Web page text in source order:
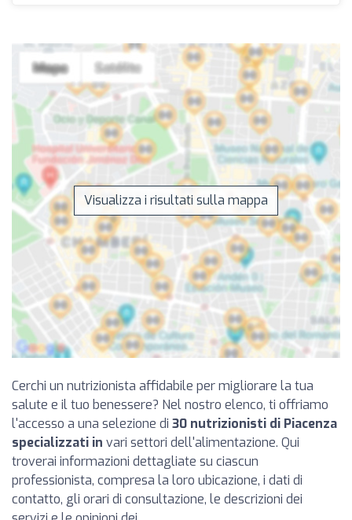
Visualizza i risultati sulla mappa
Cerchi un nutrizionista affidabile per migliorare la tua
salute e il tuo benessere? Nel nostro elenco, ti offriamo
l'accesso a una selezione di 30 nutrizionisti di Piacenza
specializzati in vari settori dell'alimentazione. Qui
troverai informazioni dettagliate su ciascun
professionista, compresa la loro ubicazione, i dati di
contatto, gli orari di consultazione, le descrizioni dei